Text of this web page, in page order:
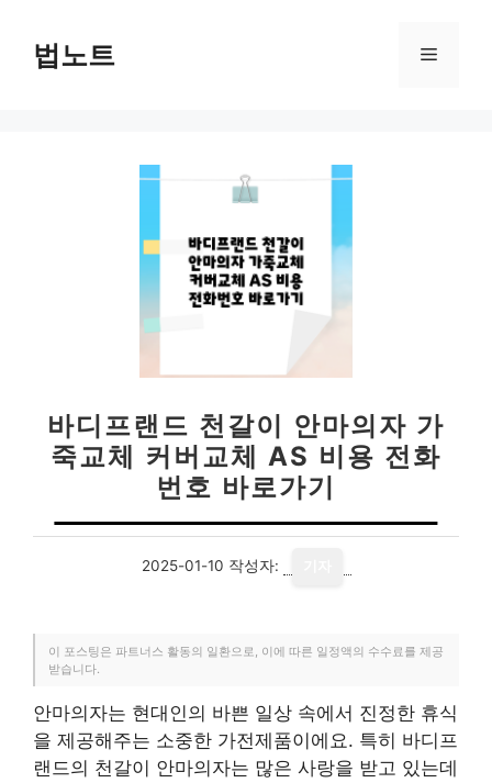
법노트 메
바디프랜드 천갈이 안마의자 가
죽교체 커버교체 AS 비용 전화
번호 바로가기
2025-01-10 작성자:
이 포스팅은 파트너스 활동의 일환으로, 이에 따른 일정액의 수수료를 제공
받습니다.
안마의자는 현대인의 바쁜 일상 속에서 진정한 휴식
을 제공해주는 소중한 가전제품이에요. 특히 바디프
랜드의 천갈이 안마의자는 많은 사랑을 받고 있는데